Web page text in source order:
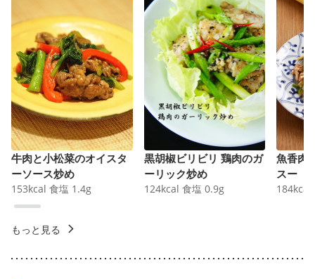
牛肉と小松菜のオイスタ
ーソース炒め
153kcal 食塩 1.4g
黒胡椒ビリビリ 鶏肉のガ
ーリック炒め
124kcal 食塩 0.9g
魚香肉
スー
184kcal
もっと見る